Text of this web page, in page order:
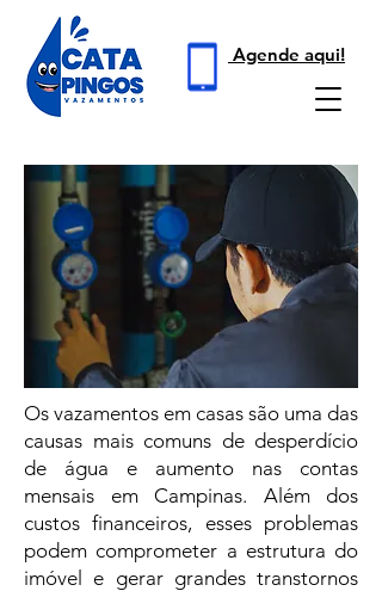
Agende aqui!
Os vazamentos em casas são uma das
causas mais comuns de desperdício
de água e aumento nas contas
mensais em Campinas. Além dos
custos financeiros, esses problemas
podem comprometer a estrutura do
imóvel e gerar grandes transtornos